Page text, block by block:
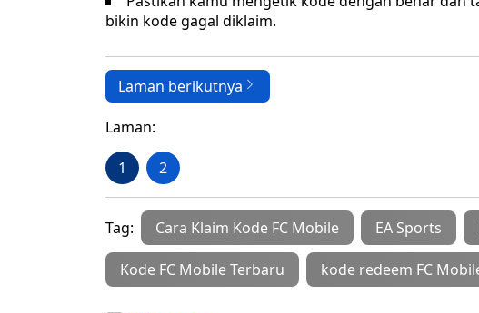
bikin kode gagal diklaim.
Laman berikutnya
Laman:
1 2
Tag: Cara Klaim Kode FC Mobile EA Sports
Kode FC Mobile Terbaru kode redeem FC